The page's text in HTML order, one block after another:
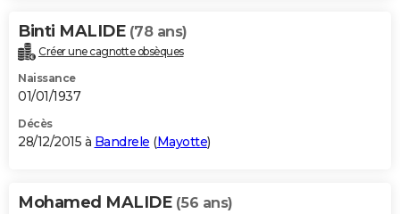
Binti MALIDE (78 ans)
Créer une cagnotte obsèques
Naissance
01/01/1937
Décès
28/12/2015 à Bandrele (Mayotte)
Mohamed MALIDE (56 ans)